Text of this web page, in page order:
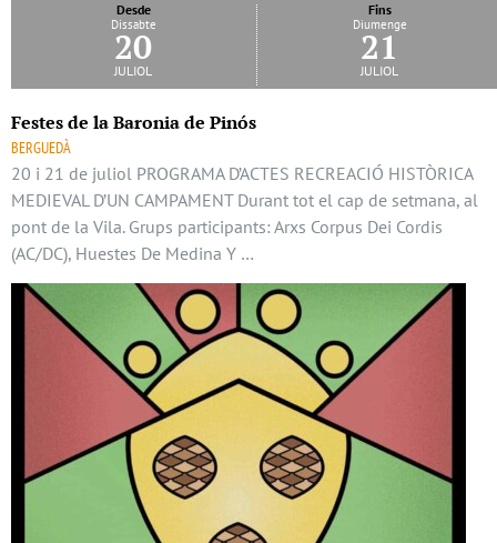
Desde
Dissabte
20
juliol
Fins
Diumenge
21
juliol
Festes de la Baronia de Pinós
BERGUEDÀ
20 i 21 de juliol PROGRAMA D’ACTES RECREACIÓ HISTÒRICA
MEDIEVAL D’UN CAMPAMENT Durant tot el cap de setmana, al
pont de la Vila. Grups participants: Arxs Corpus Dei Cordis
(AC/DC), Huestes De Medina Y …